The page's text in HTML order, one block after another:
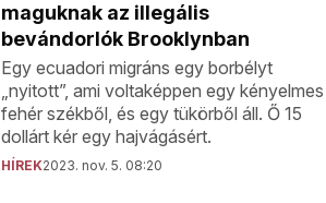
maguknak az illegális
bevándorlók Brooklynban
Egy ecuadori migráns egy borbélyt
„nyitott”, ami voltaképpen egy kényelmes
fehér székből, és egy tükörből áll. Ő 15
dollárt kér egy hajvágásért.
HÍREK2023. nov. 5. 08:20